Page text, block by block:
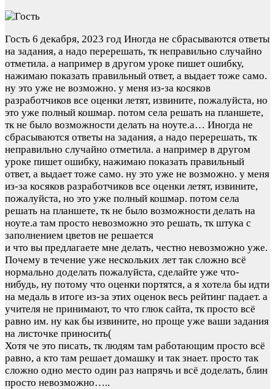
Гость 6 декабря, 2023 год Иногда не сбрасываются ответы
на задания, а надо перерешать, тк неправильно случайно
отметила. а например в другом уроке пишет ошибку,
нажимаю показать правильный ответ, а выдает тоже само.
ну это уже не возможно. у меня из-за косяков
разработчиков все оценки летят, извините, пожалуйста, но
это уже полный кошмар. потом села решать на планшете,
тк не было возможности делать на ноуте.а… Иногда не
сбрасываются ответы на задания, а надо перерешать, тк
неправильно случайно отметила. а например в другом
уроке пишет ошибку, нажимаю показать правильный
ответ, а выдает тоже само. ну это уже не возможно. у меня
из-за косяков разработчиков все оценки летят, извините,
пожалуйста, но это уже полный кошмар. потом села
решать на планшете, тк не было возможности делать на
ноуте.а там просто невозможно это решать, тк штука с
заполнением цветов не решается
и что вы предлагаете мне делать, честно невозможно уже.
Почему в течение уже нескольких лет так сложно всё
нормально доделать пожалуйста, сделайте уже что-
нибудь, ну потому что оценки портятся, а я хотела бы идти
на медаль в итоге из-за этих оценок весь рейтинг падает. а
учителя не принимают, то что глюк сайта, тк просто всё
равно им. ну как бы извините, но проще уже ваши задания
на листочке приносить(
Хотя че это писать, тк людям там работающим просто всё
равно, а кто там решает домашку и так знает. просто так
сложно одно место один раз напрячь и всё доделать, блин
просто невозможно…..